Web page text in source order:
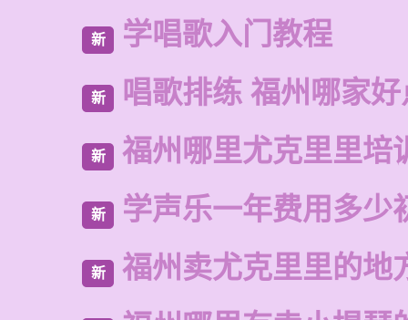
新 学唱歌入门教程
新 唱歌排练 福州哪家
新 福州哪里尤克里里培
新 学声乐一年费用多少
新 福州卖尤克里里的地